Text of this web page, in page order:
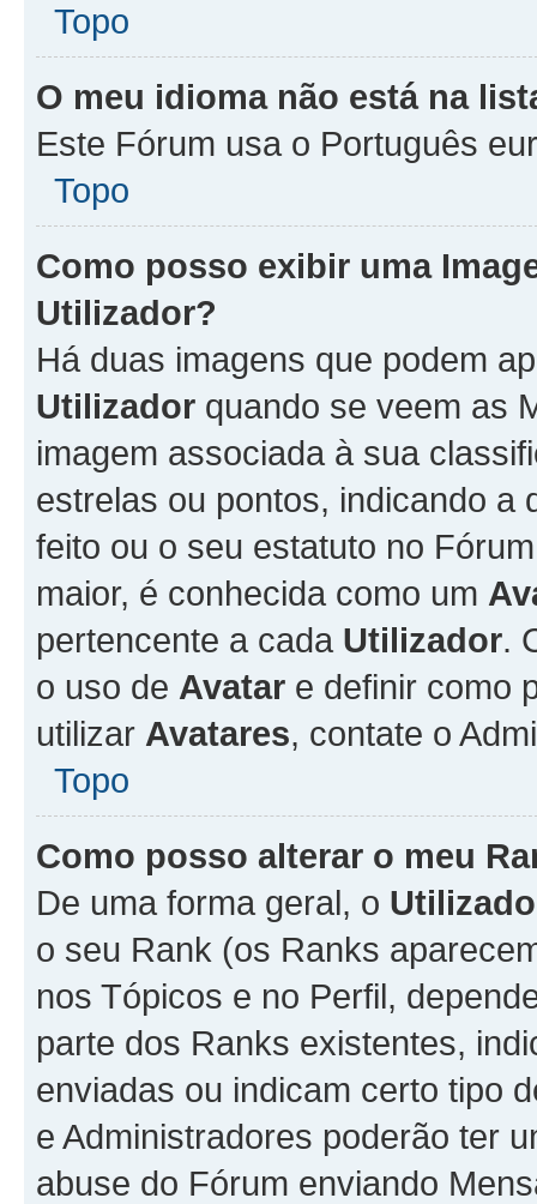
Topo
O meu idioma não está na
Este Fórum usa o Português
Topo
Como posso exibir uma
Utilizador?
Há duas imagens que podem
Utilizador quando se veem as
imagem associada à sua
estrelas ou pontos, indicando a
feito ou o seu estatuto no
maior, é conhecida como um
pertencente a cada Utilizador.
o uso de Avatar e definir como
utilizar Avatares, contate o
Topo
Como posso alterar o meu
De uma forma geral, o
o seu Rank (os Ranks
nos Tópicos e no Perfil,
parte dos Ranks existentes,
enviadas ou indicam certo tipo
e Administradores poderão ter
abuse do Fórum enviando